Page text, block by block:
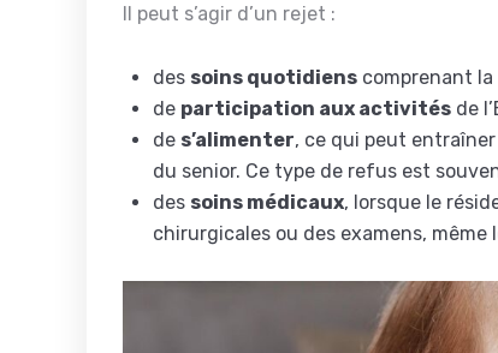
Il peut s’agir d’un rejet :
des soins quotidiens comprenant
de participation aux activités de
de s’alimenter, ce qui peut
du senior. Ce type de refus est
des soins médicaux, lorsque le
chirurgicales ou des examens,